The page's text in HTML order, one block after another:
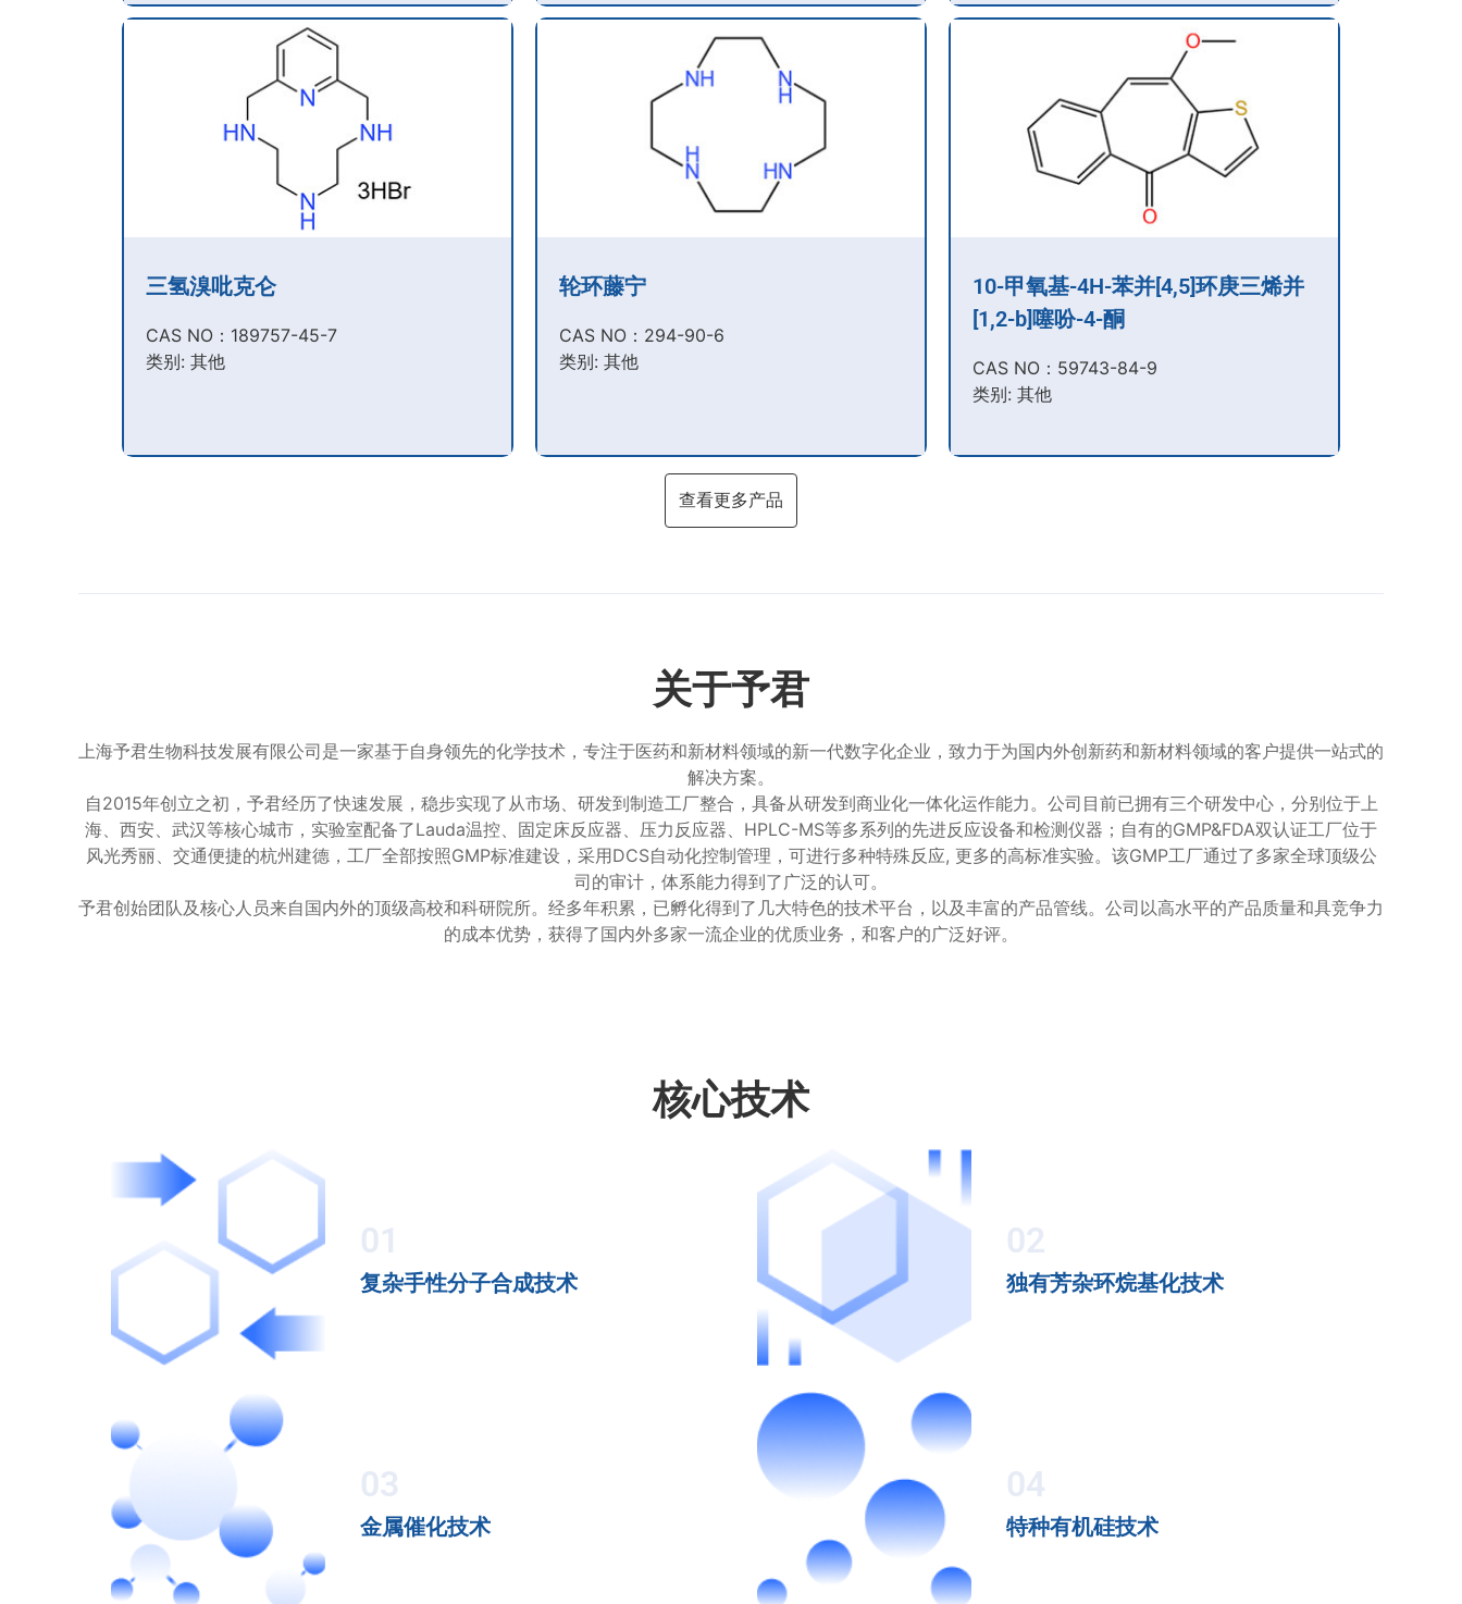
三氢溴吡克仑
CAS NO：189757-45-7​
类别: 其他
轮环藤宁
CAS NO：294-90-6​
类别: 其他
10-甲氧基-4H-苯并[4,5]环庚三烯并
[1,2-b]噻吩-4-酮
CAS NO：59743-84-9​
类别: 其他
查看更多产品
关于予君
上海予君生物科技发展有限公司是一家基于自身领先的化学技术，专注于医药和新材料领域的新一代数字化企业，致力于为国内外创新药和新材料领域的客户提供一站式的
解决方案。
自2015年创立之初，予君经历了快速发展，稳步实现了从市场、研发到制造工厂整合，具备从研发到商业化一体化运作能力。公司目前已拥有三个研发中心，分别位于上
海、西安、武汉等核心城市，实验室配备了Lauda温控、固定床反应器、压力反应器、HPLC-MS等多系列的先进反应设备和检测仪器；自有的GMP&FDA双认证工厂位于
风光秀丽、交通便捷的杭州建德，工厂全部按照GMP标准建设，采用DCS自动化控制管理，可进行多种特殊反应, 更多的高标准实验。该GMP工厂通过了多家全球顶级公
司的审计，体系能力得到了广泛的认可。
予君创始团队及核心人员来自国内外的顶级高校和科研院所。经多年积累，已孵化得到了几大特色的技术平台，以及丰富的产品管线。公司以高水平的产品质量和具竞争力
的成本优势，获得了国内外多家一流企业的优质业务，和客户的广泛好评。
核心技术
01
复杂手性分子合成技术
02
独有芳杂环烷基化技术
03
金属催化技术
04
特种有机硅技术